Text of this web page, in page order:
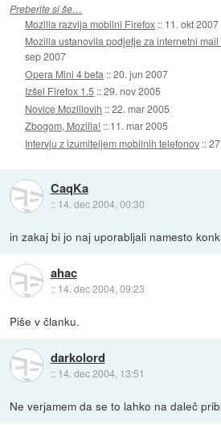
Preberite si še…
Mozilla razvija mobilni Firefox :: 11. okt 2007
Mozilla ustanovila podjetje za internetni
sep 2007
Opera Mini 4 beta ::20. jun 2007
Izšel Firefox 1.5 ::29. nov 2005
Novice Mozillovih ::22. mar 2005
Zbogom, Mozilla! :: 11. mar 2005
Intervju z izumiteljem mobilnih telefonov ::
CaqKa
:: 14. dec 2004, 00:30
in zakaj bi jo naj uporabljali namesto
ahac
:: 14. dec 2004, 09:23
Piše v članku.
darkolord
:: 14. dec 2004, 13:51
Ne verjamem da se to lahko na daleč